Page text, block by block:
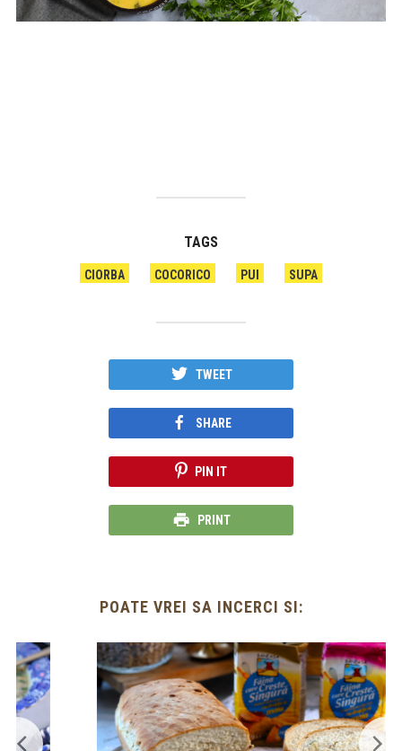
TAGS
CIORBA COCORICO PUI SUPA
TWEET
SHARE
PIN IT
PRINT
POATE VREI SA INCERCI SI: